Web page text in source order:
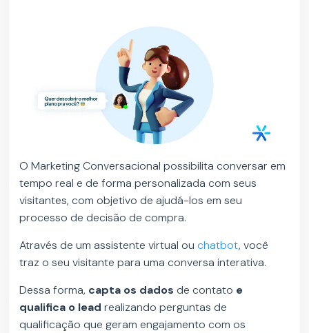
O Marketing Conversacional possibilita conversar em
tempo real e de forma personalizada com seus
visitantes, com objetivo de ajudá-los em seu
processo de decisão de compra.
Através de um assistente virtual ouchatbot, você
traz o seu visitante para uma conversa interativa.
Dessa forma, capta os dados de contato e
qualifica o lead realizando perguntas de
qualificação que geram engajamento com os